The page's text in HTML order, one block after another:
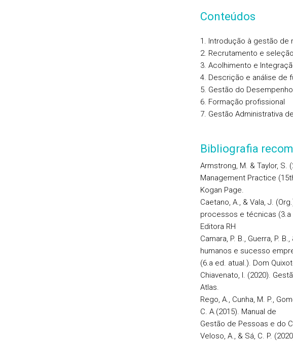
Conteúdos
1. Introdução à gestão de
2. Recrutamento e seleção
3. Acolhimento e
4. Descrição e análise de
5. Gestão do Desempenho
6. Formação profissional
7. Gestão Administrativa
Bibliografia
Armstrong, M. & Taylor, S.
Management Practice
Kogan Page.
Caetano, A., & Vala, J.
processos e técnicas (3.a
Editora RH
Camara, P. B., Guerra, P.
humanos e sucesso
(6.a ed. atual.). Dom
Chiavenato, I. (2020).
Atlas.
Rego, A., Cunha, M. P.,
C. A.(2015). Manual de
Gestão de Pessoas e do
Veloso, A., & Sá, C. P.